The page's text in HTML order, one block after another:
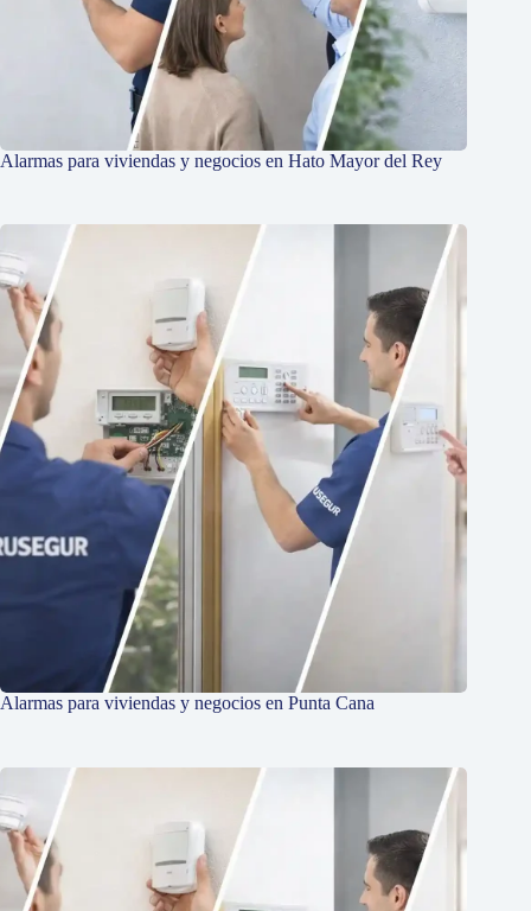
Alarmas para viviendas y negocios en Hato Mayor del Rey
Alarmas para viviendas y negocios en Punta Cana